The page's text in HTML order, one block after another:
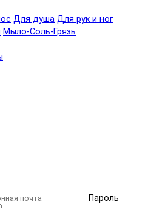
Для душа Для рук и ног
Мыло-Соль-Грязь
Пароль